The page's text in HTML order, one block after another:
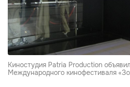
Киностудия Patria Production
Международного кинофестиваля